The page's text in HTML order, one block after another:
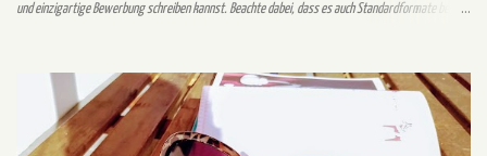
und einzigartige Bewerbung schreiben kannst. Beachte dabei, dass es auch Standardformate bei
Standardvorgaben gibt es eine Möglichkeit, um mit Individualität aus der Masse herauszustechen. Im
Vordergrund stehen bei einer einzigartigen Bewerbung, dass der Inhalt auf die Stellenausschreibung
zugeschnitten ist. Halte dich beim Bewerbungsdesign an den Standard. Geübte Personaler sehen auf